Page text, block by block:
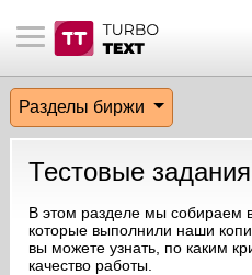
материалы
биржи
эфир
сообщения
по форуму
Разделы биржи
Тестовые задания
В этом разделе мы собираем
которые выполнили наши
вы можете узнать, по каким
качество работы.